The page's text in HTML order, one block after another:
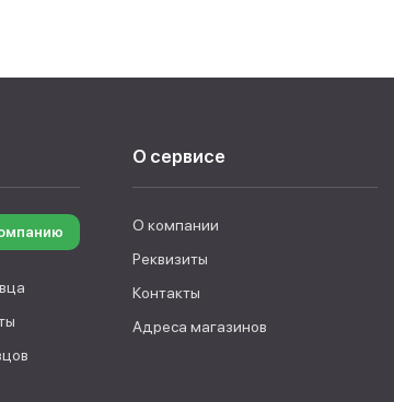
О сервисе
О компании
Реквизиты
Контакты
Адреса магазинов